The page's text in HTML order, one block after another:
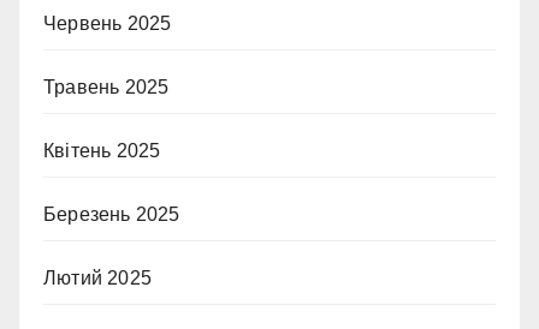
Червень 2025
Травень 2025
Квітень 2025
Березень 2025
Лютий 2025